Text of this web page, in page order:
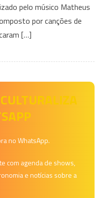
Sou
Pagodeiro
resgata
dos
90
pelo músico Matheus
por canções de
[…]
no WhatsApp.
com agenda de shows,
e notícias sobre a